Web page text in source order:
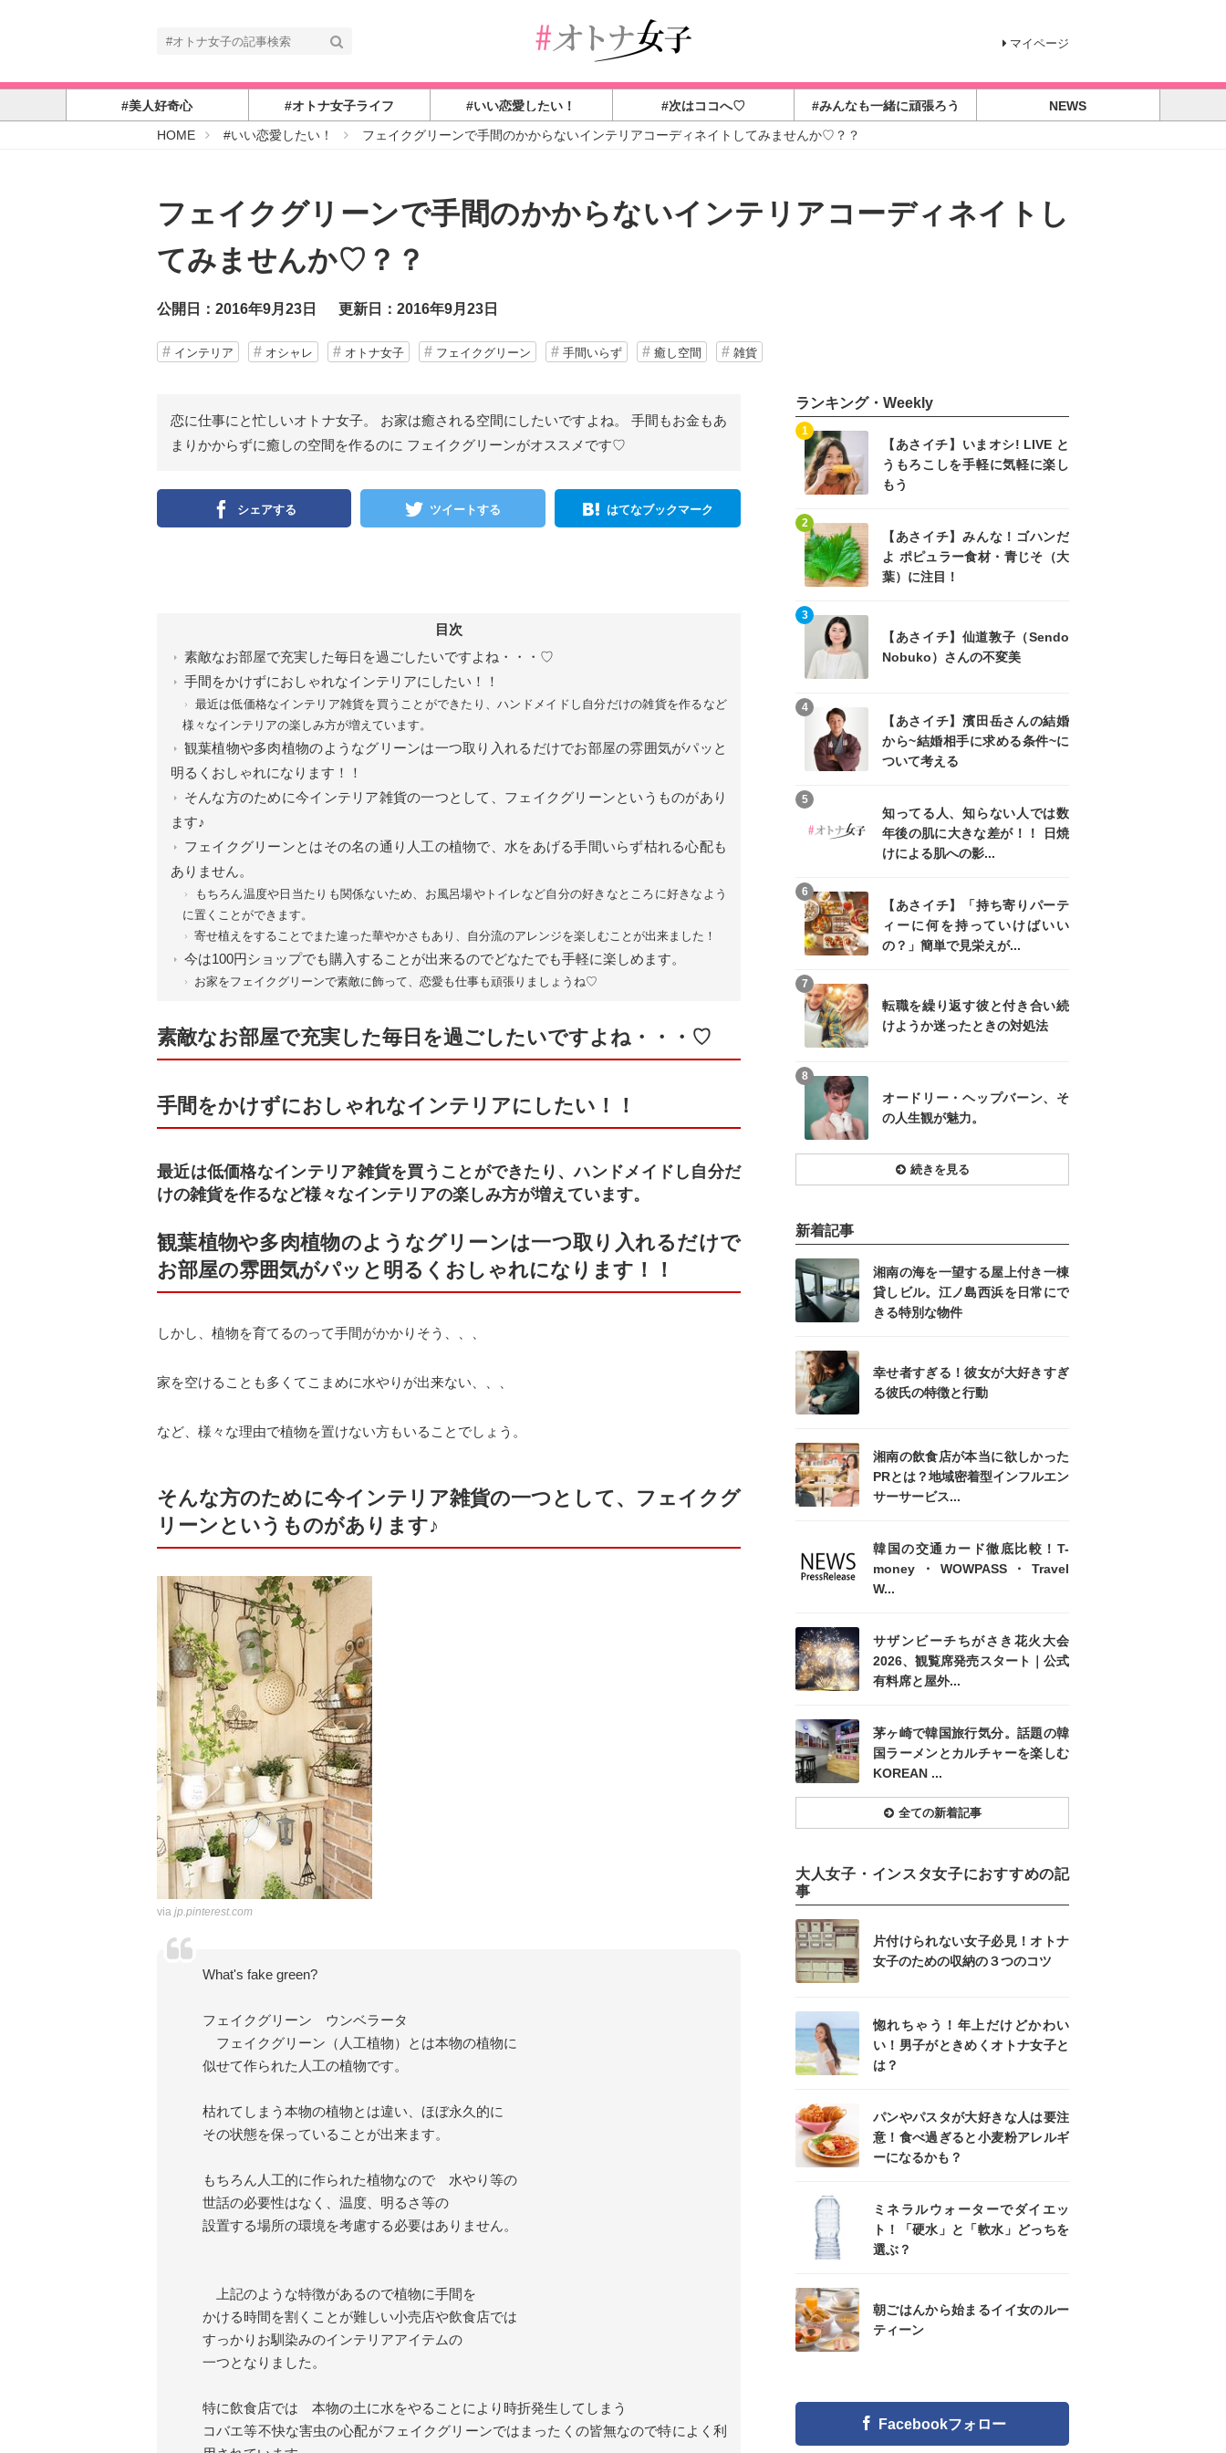
マイページ
#美人好奇心 #オトナ女子ライフ #いい恋愛したい！ #次はココへ♡ #みんなも一緒に頑張ろう
NEWS
HOME#
#いい恋愛したい！ フェイクグリーンで手間のかからないインテリアコーディネイトしてみませんか♡？？
フェイクグリーンで手間のかからないインテリアコーディネイトし
てみませんか♡？？
公開日：2016年9月23日 更新日：2016年9月23日
インテリア オシャレ オトナ女子 フェイクグリーン 手間いらず 癒し空間 雑貨
恋に仕事にと忙しいオトナ女子。 お家は癒される空間にしたいですよね。 手間もお金もあ
まりかからずに癒しの空間を作るのに フェイクグリーンがオススメです♡
シェアする ツイートする はてなブックマーク
目次
素敵なお部屋で充実した毎日を過ごしたいですよね・・・♡
手間をかけずにおしゃれなインテリアにしたい！！
最近は低価格なインテリア雑貨を買うことができたり、ハンドメイドし自分だけの雑貨を作るなど
様々なインテリアの楽しみ方が増えています。
観葉植物や多肉植物のようなグリーンは一つ取り入れるだけでお部屋の雰囲気がパッと
明るくおしゃれになります！！
そんな方のために今インテリア雑貨の一つとして、フェイクグリーンというものがあり
ます♪
フェイクグリーンとはその名の通り人工の植物で、水をあげる手間いらず枯れる心配も
ありません。
もちろん温度や日当たりも関係ないため、お風呂場やトイレなど自分の好きなところに好きなよう
に置くことができます。
寄せ植えをすることでまた違った華やかさもあり、自分流のアレンジを楽しむことが出来ました！
今は100円ショップでも購入することが出来るのでどなたでも手軽に楽しめます。
お家をフェイクグリーンで素敵に飾って、恋愛も仕事も頑張りましょうね♡
素敵なお部屋で充実した毎日を過ごしたいですよね・・・♡
手間をかけずにおしゃれなインテリアにしたい！！
最近は低価格なインテリア雑貨を買うことができたり、ハンドメイドし自分だ
けの雑貨を作るなど様々なインテリアの楽しみ方が増えています。
観葉植物や多肉植物のようなグリーンは一つ取り入れるだけで
お部屋の雰囲気がパッと明るくおしゃれになります！！
しかし、植物を育てるのって手間がかかりそう、、、
家を空けることも多くてこまめに水やりが出来ない、、、
など、様々な理由で植物を置けない方もいることでしょう。
そんな方のために今インテリア雑貨の一つとして、フェイクグ
リーンというものがあります♪
via jp.pinterest.com
What's fake green?
フェイクグリーン ウンベラータ
フェイクグリーン（人工植物）とは本物の植物に
似せて作られた人工の植物です。
枯れてしまう本物の植物とは違い、ほぼ永久的に
その状態を保っていることが出来ます。
もちろん人工的に作られた植物なので 水やり等の
世話の必要性はなく、温度、明るさ等の
設置する場所の環境を考慮する必要はありません。
上記のような特徴があるので植物に手間を
かける時間を割くことが難しい小売店や飲食店では
すっかりお馴染みのインテリアアイテムの
一つとなりました。
特に飲食店では 本物の土に水をやることにより時折発生してしまう
コバエ等不快な害虫の心配がフェイクグリーンではまったくの皆無なので特によく利
ランキング・Weekly
【あさイチ】いまオシ! LIVE と
うもろこしを手軽に気軽に楽し
もう
1
【あさイチ】みんな！ゴハンだ
よ ポピュラー食材・青じそ（大
葉）に注目！
2
【あさイチ】仙道敦子（Sendo
Nobuko）さんの不変美
3
【あさイチ】濱田岳さんの結婚
から~結婚相手に求める条件~に
ついて考える
4
知ってる人、知らない人では数
年後の肌に大きな差が！！ 日焼
けによる肌への影...
5
【あさイチ】「持ち寄りパーテ
ィーに何を持っていけばいい
の？」簡単で見栄えが...
6
転職を繰り返す彼と付き合い続
けようか迷ったときの対処法
7
オードリー・ヘップバーン、そ
の人生観が魅力。
8
続きを見る
新着記事
湘南の海を一望する屋上付き一棟
貸しビル。江ノ島西浜を日常にで
きる特別な物件
幸せ者すぎる！彼女が大好きすぎ
る彼氏の特徴と行動
湘南の飲食店が本当に欲しかった
PRとは？地域密着型インフルエン
サーサービス...
韓国の交通カード徹底比較！T-
money・WOWPASS・Travel
W...
サザンビーチちがさき花火大会
2026、観覧席発売スタート｜公式
有料席と屋外...
茅ヶ崎で韓国旅行気分。話題の韓
国ラーメンとカルチャーを楽しむ
KOREAN ...
全ての新着記事
大人女子・インスタ女子におすすめの記
事
片付けられない女子必見！オトナ
女子のための収納の３つのコツ
惚れちゃう！年上だけどかわい
い！男子がときめくオトナ女子と
は？
パンやパスタが大好きな人は要注
意！食べ過ぎると小麦粉アレルギ
ーになるかも？
ミネラルウォーターでダイエッ
ト！「硬水」と「軟水」どっちを
選ぶ？
朝ごはんから始まるイイ女のルー
ティーン
Facebookフォロー